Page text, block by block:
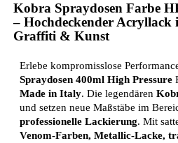
Kobra Spraydosen Farbe
– Hochdeckender
Graffiti & Kunst
Erlebe kompromisslose
Spraydosen 400ml High Pressure
Made in Italy. Die legendären
und setzen neue Maßstäbe im
professionelle Lackierung. Mit
Venom-Farben, Metallic-Lacke,